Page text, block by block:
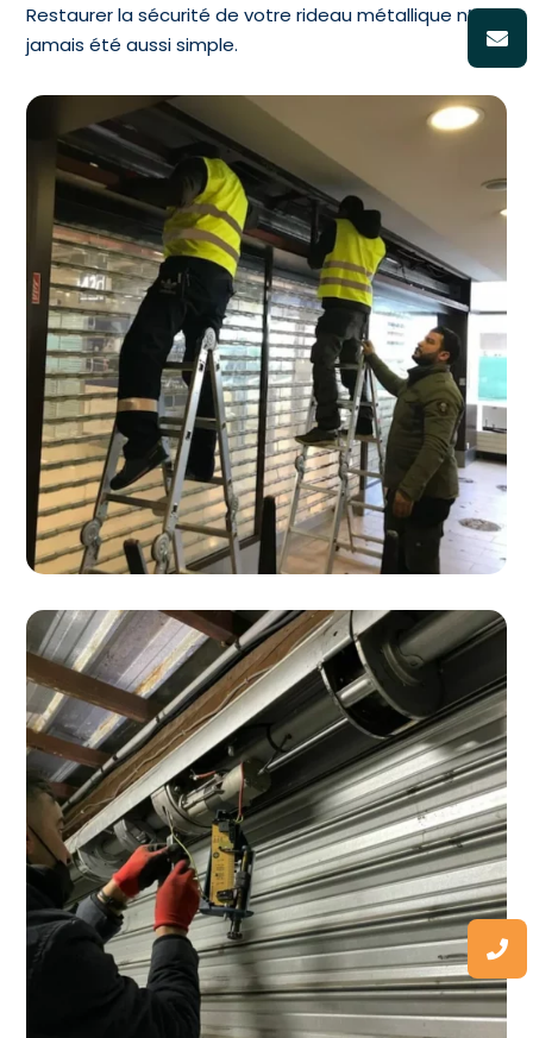
Restaurer la sécurité de votre rideau métallique n’a
jamais été aussi simple.